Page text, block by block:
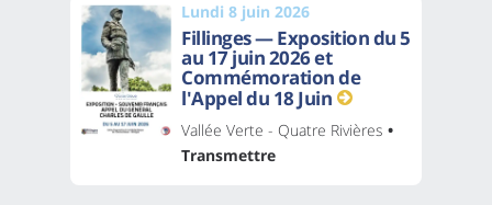
Lundi 8 juin 2026
Fillinges — Exposition du 5
au 17 juin 2026 et
Commémoration de
l'Appel du 18 Juin
Vallée Verte - Quatre Rivières •
Transmettre